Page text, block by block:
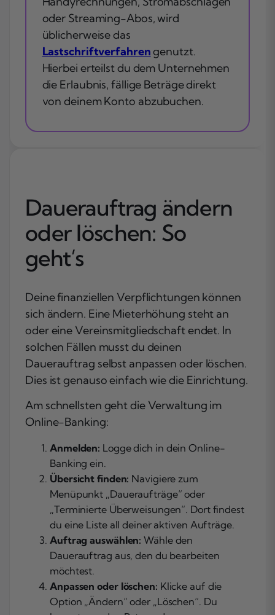
oder Streaming-Abos, wird
üblicherweise das
Lastschriftverfahrengenutzt.
Hierbei erteilst du dem Unternehmen
die Erlaubnis, fällige Beträge direkt
von deinem Konto abzubuchen.
Dauerauftrag ändern
oder löschen: So
geht’s
Deine finanziellen Verpflichtungen können
sich ändern. Eine Mieterhöhung steht an
oder eine Vereinsmitgliedschaft endet. In
solchen Fällen musst du deinen
Dauerauftrag selbst anpassen oder löschen.
Dies ist genauso einfach wie die Einrichtung.
Am schnellsten geht die Verwaltung im
Online-Banking:
Anmelden: Logge dich in dein Online-
Banking ein.
Übersicht finden: Navigiere zum
Menüpunkt „Daueraufträge“ oder
„Terminierte Überweisungen“. Dort findest
du eine Liste all deiner aktiven Aufträge.
Auftrag auswählen: Wähle den
Dauerauftrag aus, den du bearbeiten
möchtest.
Anpassen oder löschen: Klicke auf die
Option „Ändern“ oder „Löschen“. Du